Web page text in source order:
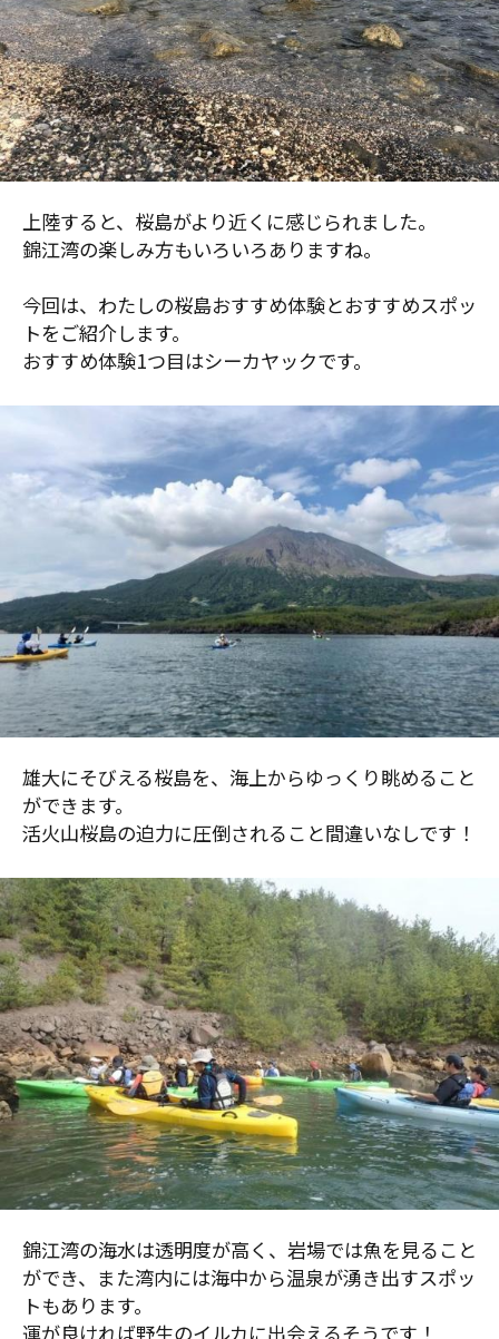
上陸すると、桜島がより近くに感じられました。
錦江湾の楽しみ方もいろいろありますね。
今回は、わたしの桜島おすすめ体験とおすすめスポッ
トをご紹介します。
おすすめ体験1つ目はシーカヤックです。
雄大にそびえる桜島を、海上からゆっくり眺めること
ができます。
活火山桜島の迫力に圧倒されること間違いなしです！
錦江湾の海水は透明度が高く、岩場では魚を見ること
ができ、また湾内には海中から温泉が湧き出すスポッ
トもあります。
運が良ければ野生のイルカに出会えるそうです！